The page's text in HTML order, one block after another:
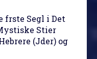
frste Segl i Det
Stier
(Jder) og